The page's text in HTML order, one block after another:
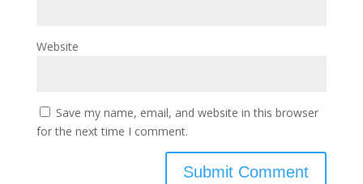
Website
Save my name, email, and website in this browser
for the next time I comment.